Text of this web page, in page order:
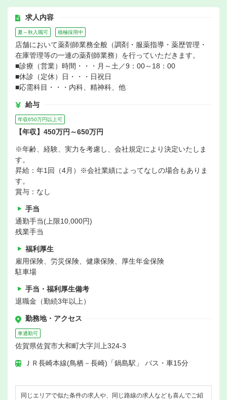
求人内容
夏～秋入職可 積極採用中
店舗において薬剤師業務全般（調剤・服薬指導・薬歴管理・
在庫管理等の一連の薬剤師業務）を行っていただきます。
■診療（営業）時間・・・月～土／9：00～18：00
■休診（定休）日・・・日祝日
■応需科目・・・内科、精神科、他
給与
年収650万円以上可
【年収】450万円～650万円
※年齢、経験、実力を考慮し、会社規定により決定いたしま
す。
昇給：年1回（4月）※会社業績によってなしの場合もありま
す。
賞与：なし
手当
通勤手当(上限10,000円)
残業手当
福利厚生
雇用保険、労災保険、健康保険、厚生年金保険
駐車場
手当・福利厚生備考
退職金（勤続3年以上）
勤務地・アクセス
車通勤可
佐賀県佐賀市大和町大字川上324-3
ＪＲ長崎本線(鳥栖－長崎)「鍋島駅」 バス・車15分
同じエリアで似た条件の求人や、同じ路線の求人なども喜んでご紹